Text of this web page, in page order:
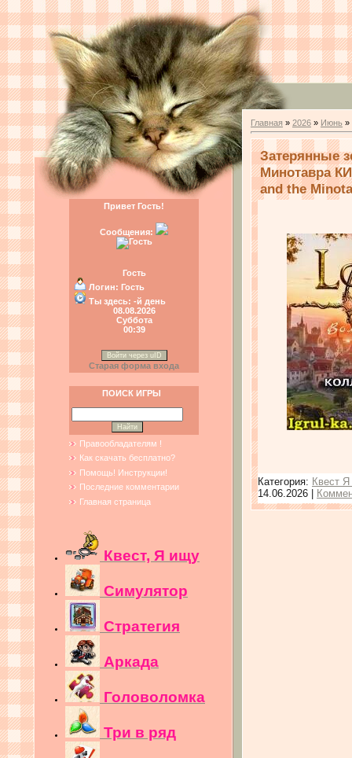
Привет Гость!
Сообщения:
Гость
Логин: Гость
Ты здесь: -й день
08.08.2026
Суббота
00:39
Войти через uID
Старая форма входа
ПОИСК ИГРЫ
Правообладателям !
Как скачать бесплатно?
Помощь! Инструкции!
Последние комментарии
Главная страница
Квест, Я ищу
Симулятор
Стратегия
Аркада
Головоломка
Три в ряд
Главная » 2026 » Июнь »
Затерянные
Минотавра
and the
Категория: Квест
14.06.2026 |